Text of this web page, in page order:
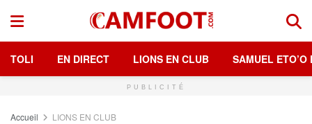
TOLI EN DIRECT LIONS EN CLUB SAMUEL ETO’O
PUBLICITÉ
Accueil LIONS EN CLUB